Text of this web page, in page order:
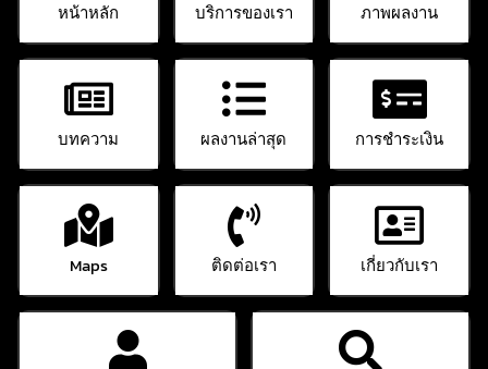
หน้าหลัก บริการของเรา ภาพผลงาน
บทความ ผลงานล่าสุด การชำระเงิน
Maps ติดต่อเรา เกี่ยวกับเรา